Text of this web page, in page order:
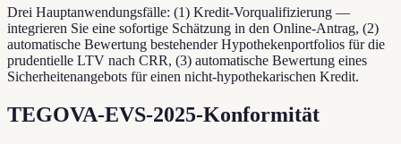
Drei Hauptanwendungsfälle: (1) Kredit-Vorqualifizierung —
integrieren Sie eine sofortige Schätzung in den Online-Antrag, (2)
automatische Bewertung bestehender Hypothekenportfolios für die
prudentielle LTV nach CRR, (3) automatische Bewertung eines
Sicherheitenangebots für einen nicht-hypothekarischen Kredit.
TEGOVA-EVS-2025-Konformität